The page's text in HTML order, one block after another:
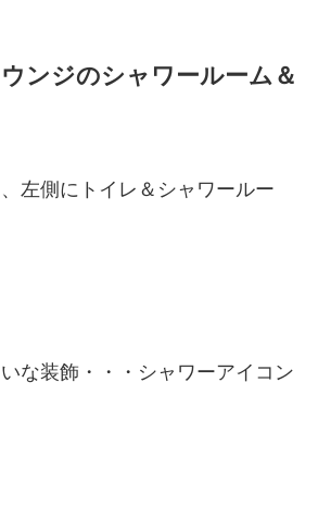
ンジのシャワールーム＆
左側にトイレ＆シャワールー
な装飾・・・シャワーアイコン